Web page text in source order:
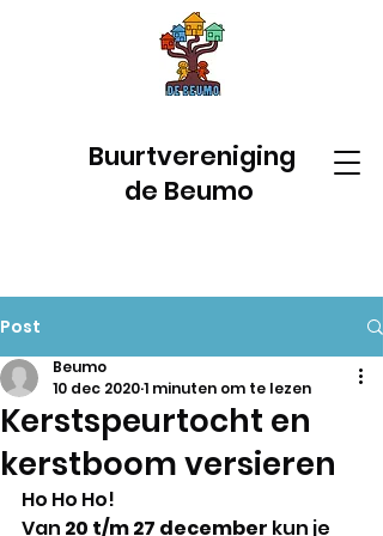
Buurtvereniging
de Beumo
Post
Kerstspeurtocht en
kerstboom versieren
Beumo
10 dec 20201 minuten om te lezen
Ho Ho Ho!
Van 20 t/m 27 december kun je